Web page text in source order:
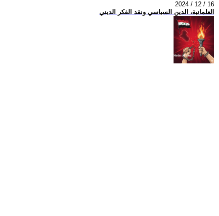
2024 / 12 / 16
العلمانية، الدين السياسي ونقد الفكر الديني